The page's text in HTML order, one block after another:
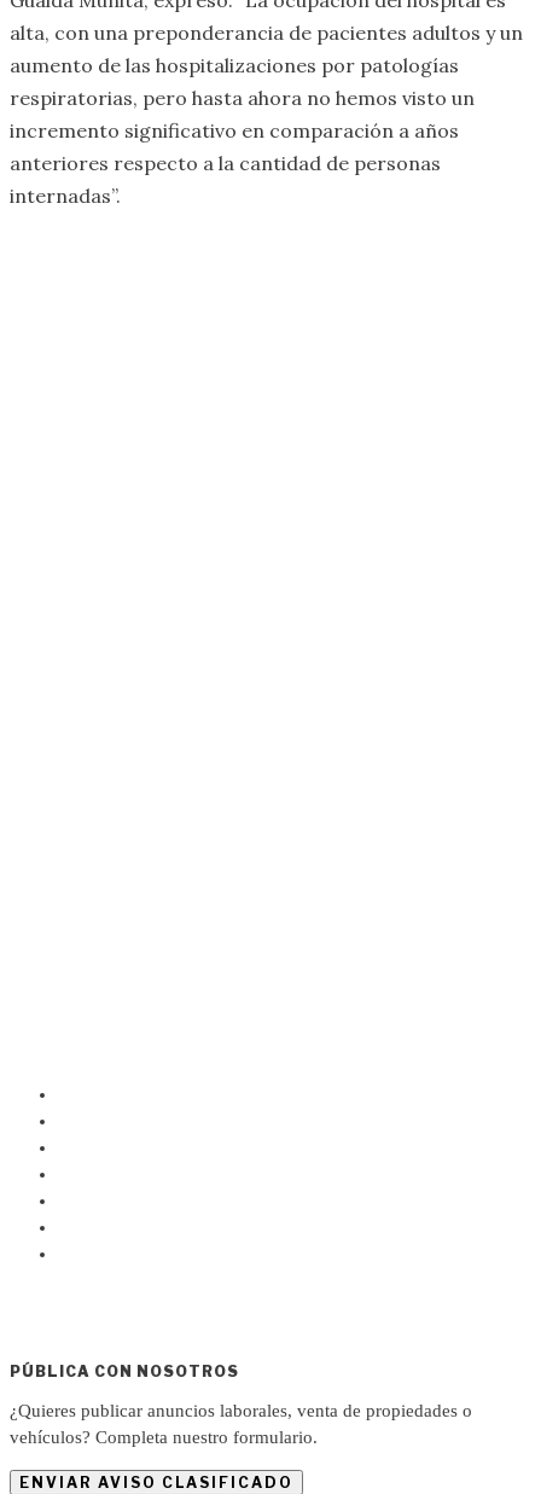
alta, con una preponderancia de pacientes adultos y un
aumento de las hospitalizaciones por patologías
respiratorias, pero hasta ahora no hemos visto un
incremento significativo en comparación a años
anteriores respecto a la cantidad de personas
internadas”.
PÚBLICA CON NOSOTROS
¿Quieres publicar anuncios laborales, venta de propiedades o
vehículos? Completa nuestro formulario.
ENVIAR AVISO CLASIFICADO